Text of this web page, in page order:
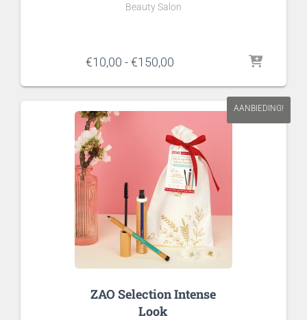
Beauty Salon
€10,00 -€150,00
tot
AANBIEDING!
ZAO Selection Intense
Look